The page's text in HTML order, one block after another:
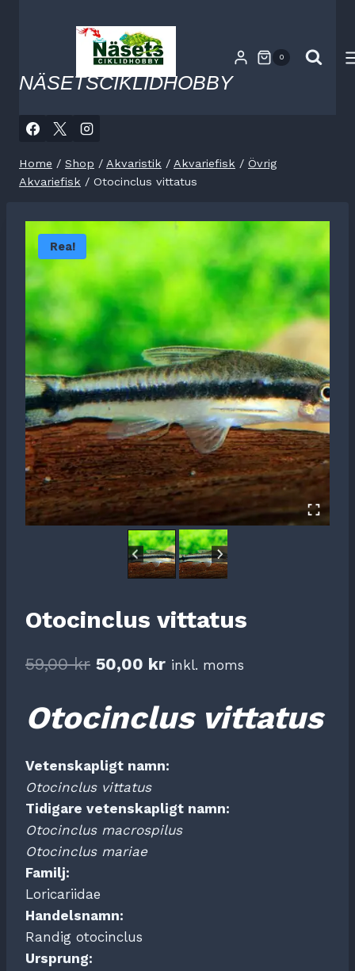
NÄSETSCIKLIDHOBBY
0
Home / Shop / Akvaristik / Akvariefisk / Övrig
Akvariefisk / Otocinclus vittatus
Rea!
Otocinclus vittatus
59,00kr Det
priset
59,00 kr.
50,00 krDet
priset
50,00 kr.
inkl. moms
Otocinclus vittatus
Vetenskapligt namn:
Otocinclus vittatus
Tidigare vetenskapligt namn:
Otocinclus macrospilus
Otocinclus mariae
Familj:
Loricariidae
Handelsnamn:
Randig otocinclus
Ursprung: